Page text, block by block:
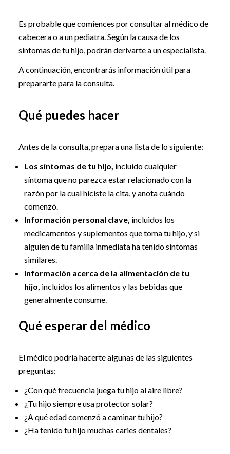
Es probable que comiences por consultar al médico de
cabecera o a un pediatra. Según la causa de los
síntomas de tu hijo, podrán derivarte a un especialista.
A continuación, encontrarás información útil para
prepararte para la consulta.
Qué puedes hacer
Antes de la consulta, prepara una lista de lo siguiente:
Los síntomas de tu hijo, incluido cualquier
síntoma que no parezca estar relacionado con la
razón por la cual hiciste la cita, y anota cuándo
comenzó.
Información personal clave, incluidos los
medicamentos y suplementos que toma tu hijo, y si
alguien de tu familia inmediata ha tenido síntomas
similares.
Información acerca de la alimentación de tu
hijo, incluidos los alimentos y las bebidas que
generalmente consume.
Qué esperar del médico
El médico podría hacerte algunas de las siguientes
preguntas:
¿Con qué frecuencia juega tu hijo al aire libre?
¿Tu hijo siempre usa protector solar?
¿A qué edad comenzó a caminar tu hijo?
¿Ha tenido tu hijo muchas caries dentales?